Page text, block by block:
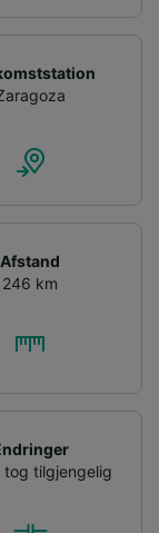
Afstand
246 km
tog tilgjengelig